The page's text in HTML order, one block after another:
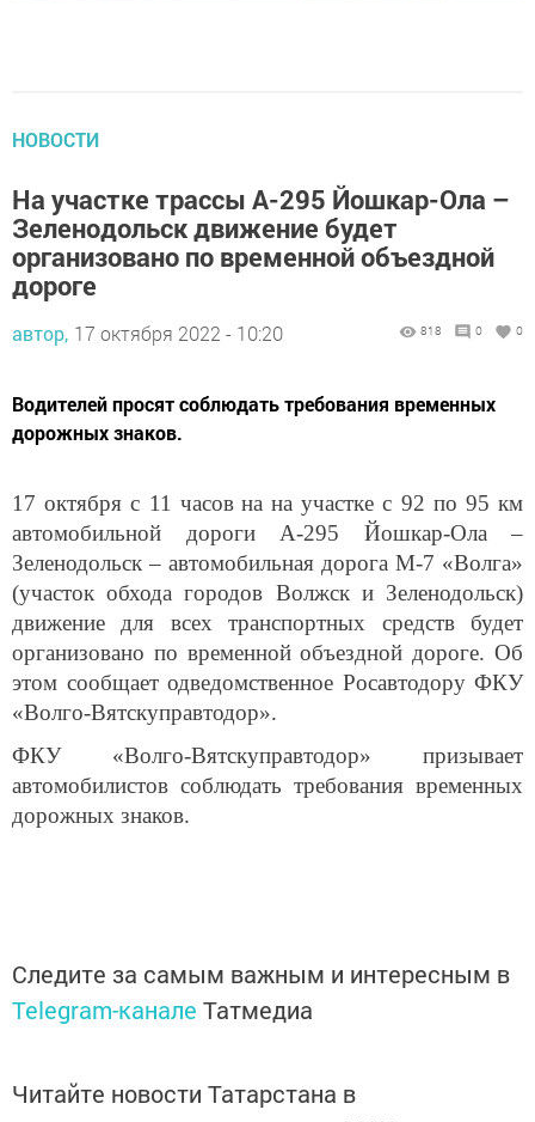
Зеленодольск движение будет
организовано по временной объездной
дороге
автор,
дорожных знаков.
автомобильной дороги А-295 Йошкар-Ола –
Зеленодольск – автомобильная дорога М-7 «Волга»
(участок обхода городов Волжск и Зеленодольск)
движение для всех транспортных средств будет
организовано по временной объездной дороге. Об
этом сообщает одведомственное Росавтодору ФКУ
«Волго-Вятскуправтодор».
ФКУ «Волго-Вятскуправтодор» призывает
автомобилистов соблюдать требования временных
дорожных знаков.
Telegram-каналеТатмедиа
национальном мессенджере MАХ: